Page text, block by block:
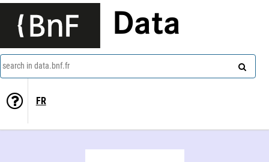
Data
search in data.bnf.fr
FR